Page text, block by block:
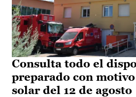
Consulta todo el
preparado con
solar del 12 de agosto